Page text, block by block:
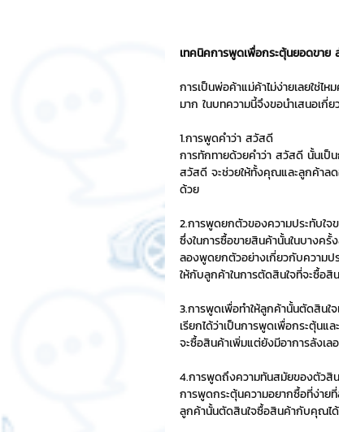
รีวิวเกมส์จาก ChatStick
Sponsored Sticker ม
มาสคอต 3D
เทคนิคการพูดเพื่อกระตุ้นยอดขาย
การเป็นพ่อค้าแม่ค้าไม่ง่ายเลยใช่ไ
มาก ในบทความนี้จึงขอนำเสนอเกี่
1.การพูดคำว่า สวัสดี
การทักทายด้วยคำว่า สวัสดี นั้นเป็
สวัสดี จะช่วยให้ทั้งคุณและลูกค้าล
ด้วย
2.การพูดยกตัวของความประทับใจ
ซึ่งในการซื้อขายสินค้านั้นในบางค
ลองพูดยกตัวอย่างเกี่ยวกับความป
ให้กับลูกค้าในการตัดสินใจที่จะซื้อสิ
3.การพูดเพื่อทำให้ลูกค้านั้นตัดสินใ
เรียกได้ว่าเป็นการพูดเพื่อกระตุ้น
จะซื้อสินค้าเพิ่มแต่ยังมีอาการลังเ
4.การพูดถึงความทันสมัยของตัวสิ
การพูดกระตุ้นความอยากซื้อที่ง่าย
ลูกค้านั้นตัดสินใจซื้อสินค้ากับคุณได้